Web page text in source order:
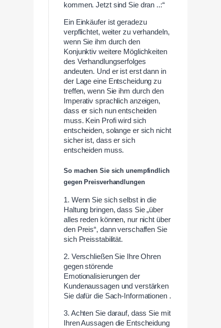
kommen. Jetzt sind Sie dran ..:“
Ein Einkäufer ist geradezu
verpflichtet, weiter zu verhandeln,
wenn Sie ihm durch den
Konjunktiv weitere Möglichkeiten
des Verhandlungserfolges
andeuten. Und er ist erst dann in
der Lage eine Entscheidung zu
treffen, wenn Sie ihm durch den
Imperativ sprachlich anzeigen,
dass er sich nun entscheiden
muss. Kein Profi wird sich
entscheiden, solange er sich nicht
sicher ist, dass er sich
entscheiden muss.
So machen Sie sich unempfindlich
gegen Preisverhandlungen
1. Wenn Sie sich selbst in die
Haltung bringen, dass Sie „über
alles reden können, nur nicht über
den Preis“, dann verschaffen Sie
sich Preisstabilität.
2. Verschließen Sie Ihre Ohren
gegen störende
Emotionalisierungen der
Kundenaussagen und verstärken
Sie dafür die Sach-Informationen .
3. Achten Sie darauf, dass Sie mit
Ihren Aussagen die Entscheidung